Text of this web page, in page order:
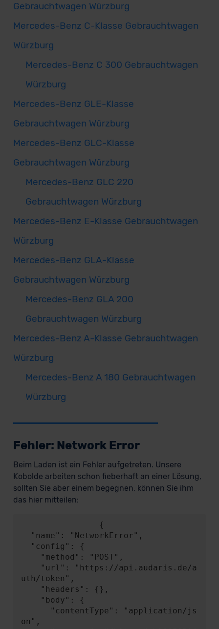
Gebrauchtwagen Würzburg
Mercedes-Benz C-Klasse Gebrauchtwagen
Würzburg
Mercedes-Benz C 300 Gebrauchtwagen
Würzburg
Mercedes-Benz GLE-Klasse
Gebrauchtwagen Würzburg
Mercedes-Benz GLC-Klasse
Gebrauchtwagen Würzburg
Mercedes-Benz GLC 220
Gebrauchtwagen Würzburg
Mercedes-Benz E-Klasse Gebrauchtwagen
Würzburg
Mercedes-Benz GLA-Klasse
Gebrauchtwagen Würzburg
Mercedes-Benz GLA 200
Gebrauchtwagen Würzburg
Mercedes-Benz A-Klasse Gebrauchtwagen
Würzburg
Mercedes-Benz A 180 Gebrauchtwagen
Würzburg
Fehler: Network Error
Beim Laden ist ein Fehler aufgetreten. Unsere
Kobolde arbeiten schon fieberhaft an einer Lösung,
sollten Sie aber einem begegnen, können Sie ihm
das hier mitteilen:
uth/token",
on",